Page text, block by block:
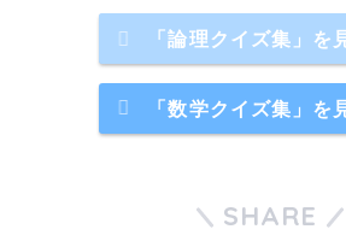
「論理クイズ集」を
「数学クイズ集」を
SHARE